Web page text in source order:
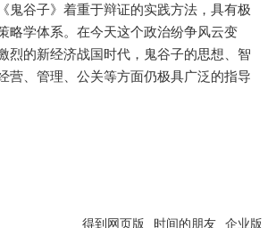
鬼谷子》着重于辩证的实践方法，具有极
略学体系。在今天这个政治纷争风云变
烈的新经济战国时代，鬼谷子的思想、智
营、管理、公关等方面仍极具广泛的指导
得到网页版 时间的朋友 企业版